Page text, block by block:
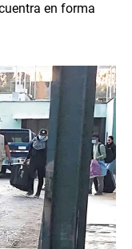
en forma